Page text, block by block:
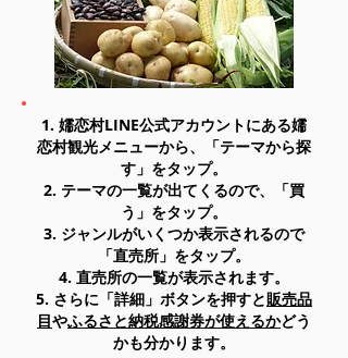
1. 嬬恋村LINE公式アカウントにある嬬
恋村観光メニューから、「テーマから探
す」をタップ。
2. テーマの一覧が出てくるので、「買
う」をタップ。
3. ジャンルがいくつか表示されるので
「直売所」をタップ。
4. 直売所の一覧が表示されます。
5. さらに「詳細」ボタンを押すと販売品
目やふるさと納税感謝券が使えるかどう
かも分かります。